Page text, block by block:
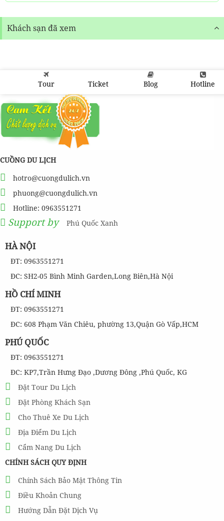
Khách sạn đã xem
Tour Ticket Blog Hotline
CUỒNG DU LỊCH
hotro@cuongdulich.vn
phuong@cuongdulich.vn
Hotline: 0963551271
Support by Phú Quốc Xanh
HÀ NỘI
ĐT: 0963551271
ĐC: SH2-05 Bình Minh Garden,Long Biên,Hà Nội
HỒ CHÍ MINH
ĐT: 0963551271
ĐC: 608 Phạm Văn Chiêu, phường 13,Quận Gò Vấp,HCM
PHÚ QUỐC
ĐT: 0963551271
ĐC: KP7,Trần Hưng Đạo ,Dương Đông ,Phú Quốc, KG
Đặt Tour Du Lịch
Đặt Phòng Khách Sạn
Cho Thuê Xe Du Lịch
Địa Điểm Du Lịch
Cẩm Nang Du Lịch
CHÍNH SÁCH QUY ĐỊNH
Chính Sách Bảo Mật Thông Tin
Điều Khoản Chung
Hướng Dẫn Đặt Dịch Vụ